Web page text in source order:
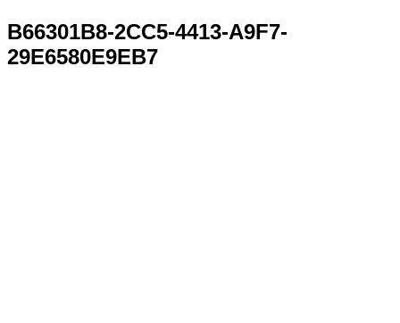
B66301B8-2CC5-4413-A9F7-
29E6580E9EB7